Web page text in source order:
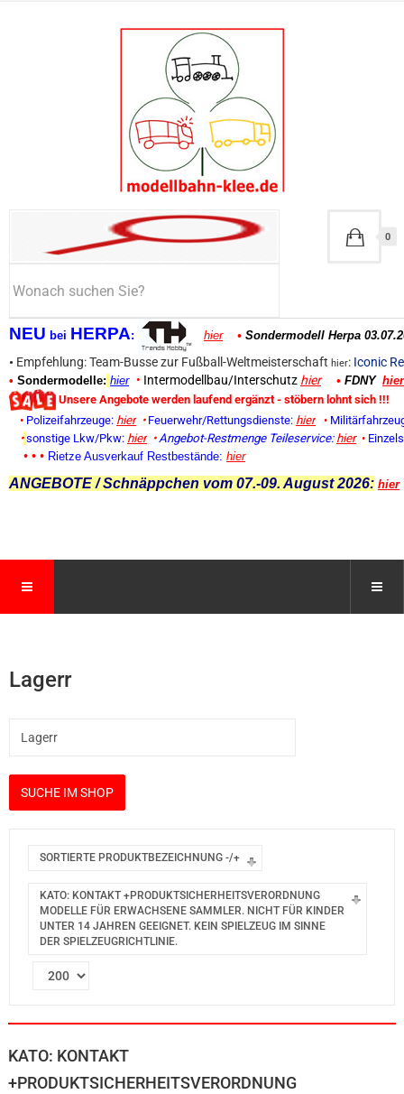
NEU bei HERPA: hier • Sondermodell Herpa
• Empfehlung: Team-Busse zur Fußball-Weltmeisterschaft hier: Iconic
• Sondermodelle: hier • Intermodellbau/Interschutz hier • FDNY hier
Unsere Angebote werden laufend ergänzt - stöbern lohnt sich !!!
• Polizeifahrzeuge: hier • Feuerwehr/Rettungsdienste: hier •
• sonstige Lkw/Pkw: hier • Angebot-Restmenge Teileservice: hier •
• • • Rietze Ausverkauf Restbestände: hier
ANGEBOTE / Schnäppchen vom 07.-09. August 2026: hier
0
Lagerr
SORTIERTE PRODUKTBEZEICHNUNG -/+
KATO: KONTAKT +PRODUKTSICHERHEITSVERORDNUNG
MODELLE FÜR ERWACHSENE SAMMLER. NICHT FÜR KINDER
UNTER 14 JAHREN GEEIGNET. KEIN SPIELZEUG IM SINNE
DER SPIELZEUGRICHTLINIE.
KATO: KONTAKT
+PRODUKTSICHERHEITSVERORDNUNG